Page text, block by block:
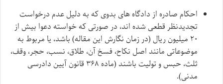
احکام صادره از دادگاه های بدوی که به دلیل عدم درخواست
تجدیدنظر قطعی شده اند، در صورتی که خواسته دعوا بیش از
۲۰ میلیون ریال (در زمان نگارش این مقاله) باشد، یا مربوط به
موضوعاتی مانند اصل نکاح، فسخ آن، طلاق، نسب، حجر، وقف،
ثلث، حبس و تولیت باشند (ماده ۳۶۸ قانون آیین دادرسی
مدنی).